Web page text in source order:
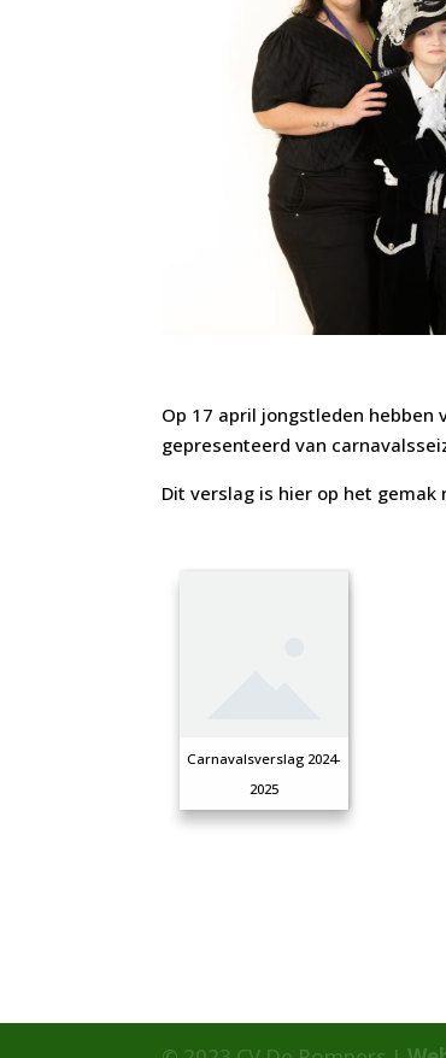
Op 17 april jongstleden hebben
gepresenteerd van
Dit verslag is hier op het gemak
Carnavalsverslag 2024-
2025